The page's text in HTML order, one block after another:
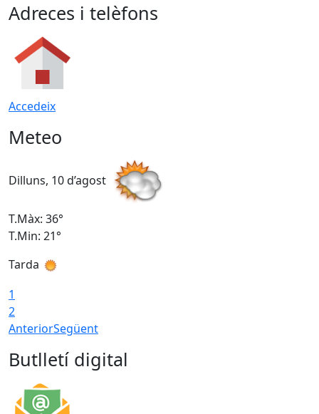
Adreces i telèfons
Accedeix
Meteo
Dilluns, 10 d’agost
T.Màx: 36°
T.Min: 21°
Tarda
1
2
AnteriorSegüent
Butlletí digital